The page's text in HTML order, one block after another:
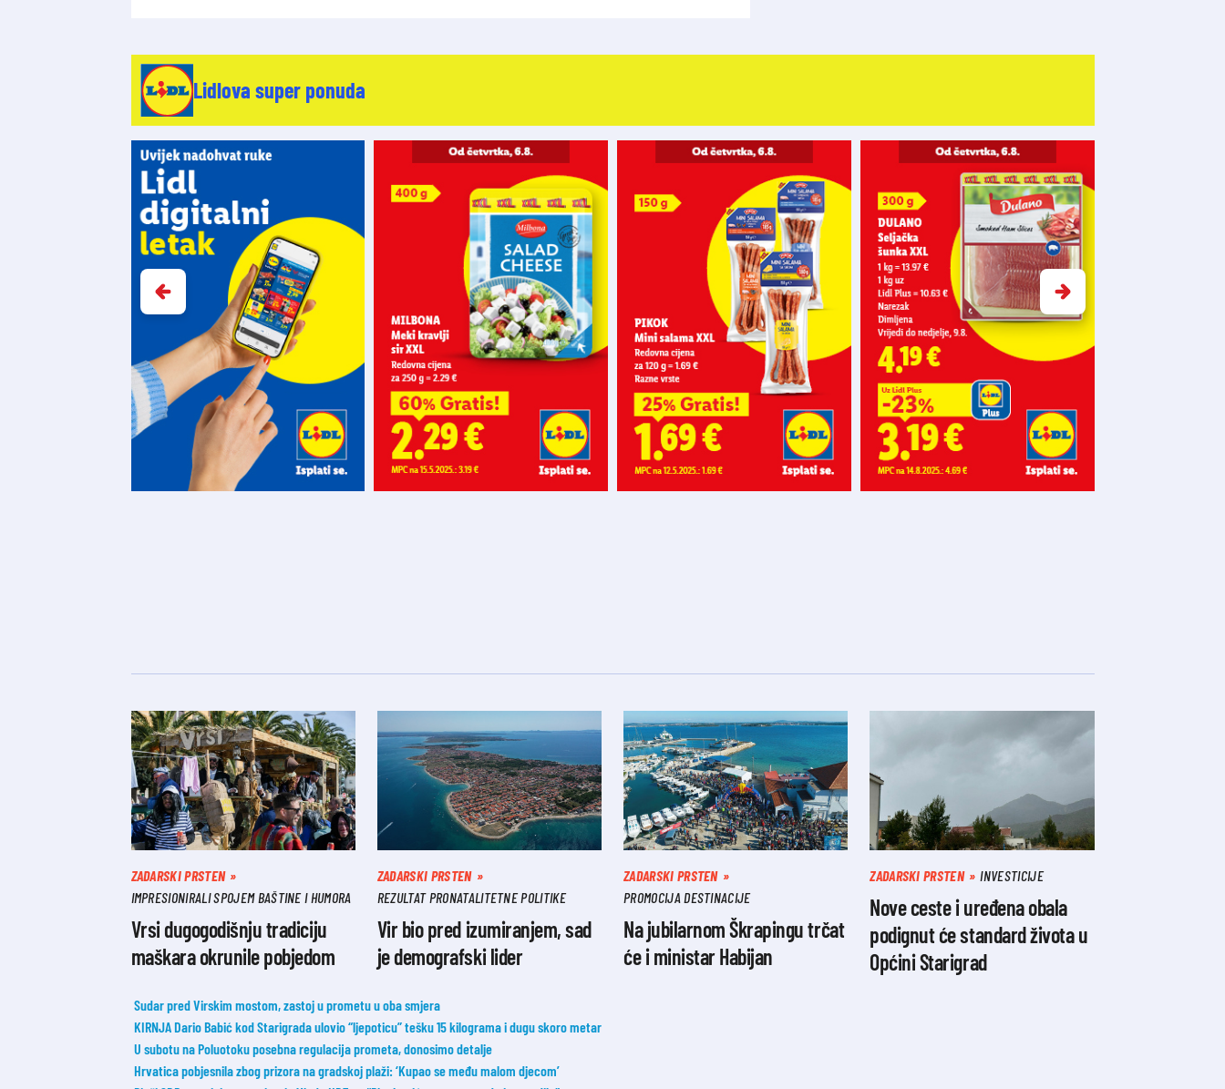
Lidlova super ponuda
ZADARSKI PRSTEN
IMPRESIONIRALI SPOJEM BAŠTINE I HUMORA
Vrsi dugogodišnju tradiciju
maškara okrunile pobjedom
ZADARSKI PRSTEN
REZULTAT PRONATALITETNE POLITIKE
Vir bio pred izumiranjem, sad
je demografski lider
ZADARSKI PRSTEN
PROMOCIJA DESTINACIJE
Na jubilarnom Škrapingu trčat
će i ministar Habijan
ZADARSKI PRSTEN INVESTICIJE
Nove ceste i uređena obala
podignut će standard života u
Općini Starigrad
Sudar pred Virskim mostom, zastoj u prometu u oba smjera
KIRNJA Dario Babić kod Starigrada ulovio “ljepoticu” tešku 15 kilograma i dugu skoro metar
U subotu na Poluotoku posebna regulacija prometa, donosimo detalje
Hrvatica pobjesnila zbog prizora na gradskoj plaži: ‘Kupao se među malom djecom’